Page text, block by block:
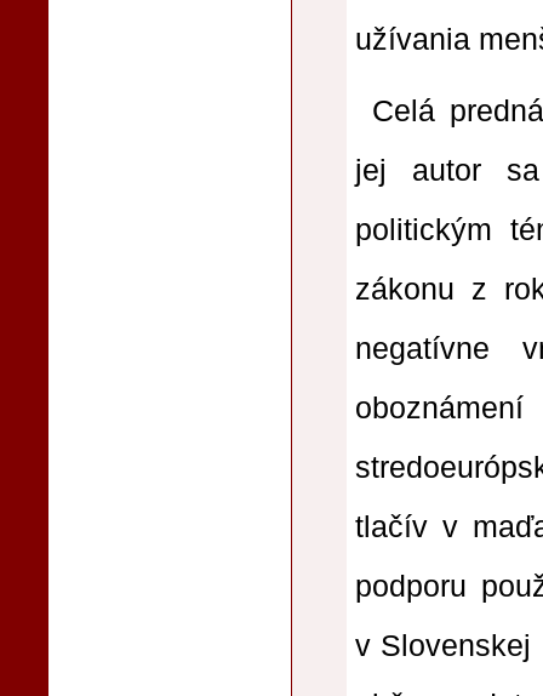
užívania
Celá
jej autor sa
politickým
zákonu z
negatívne
tlačív v
podporu
v Slovenskej